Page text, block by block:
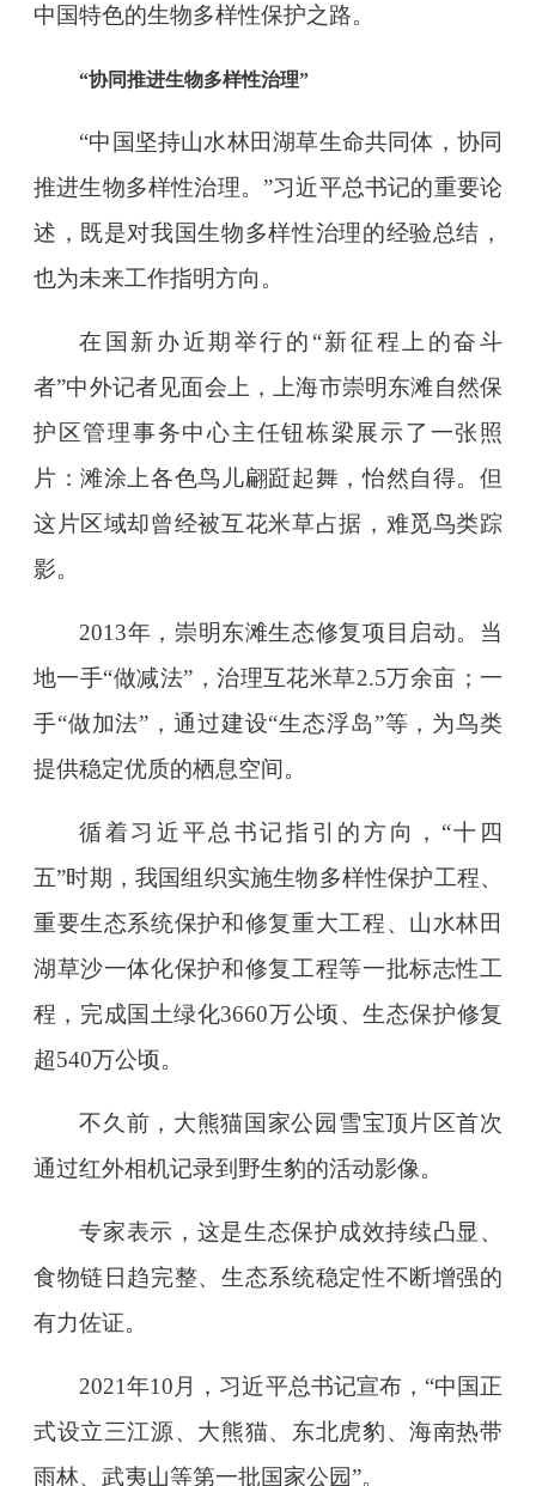
中国特色的生物多样性保护之路。
“协同推进生物多样性治理”
“中国坚持山水林田湖草生命共同体，协同
推进生物多样性治理。”习近平总书记的重要论
述，既是对我国生物多样性治理的经验总结，
也为未来工作指明方向。
在国新办近期举行的“新征程上的奋斗
者”中外记者见面会上，上海市崇明东滩自然保
护区管理事务中心主任钮栋梁展示了一张照
片：滩涂上各色鸟儿翩跹起舞，怡然自得。但
这片区域却曾经被互花米草占据，难觅鸟类踪
影。
2013年，崇明东滩生态修复项目启动。当
地一手“做减法”，治理互花米草2.5万余亩；一
手“做加法”，通过建设“生态浮岛”等，为鸟类
提供稳定优质的栖息空间。
循着习近平总书记指引的方向，“十四
五”时期，我国组织实施生物多样性保护工程、
重要生态系统保护和修复重大工程、山水林田
湖草沙一体化保护和修复工程等一批标志性工
程，完成国土绿化3660万公顷、生态保护修复
超540万公顷。
不久前，大熊猫国家公园雪宝顶片区首次
通过红外相机记录到野生豹的活动影像。
专家表示，这是生态保护成效持续凸显、
食物链日趋完整、生态系统稳定性不断增强的
有力佐证。
2021年10月，习近平总书记宣布，“中国正
式设立三江源、大熊猫、东北虎豹、海南热带
雨林、武夷山等第一批国家公园”。